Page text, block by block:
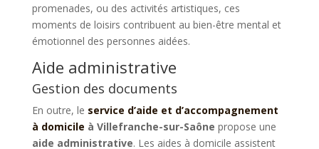
promenades, ou des activités artistiques, ces
moments de loisirs contribuent au bien-être mental et
émotionnel des personnes aidées.
Aide administrative
Gestion des documents
En outre, le service d’aide et d’accompagnement
à domicile à Villefranche-sur-Saône propose une
aide administrative. Les aides à domicile assistent